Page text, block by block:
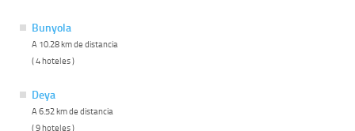
Bunyola
A 10.28 km de distancia
( 4 hoteles )
Deya
A 6.52 km de distancia
( 9 hoteles )